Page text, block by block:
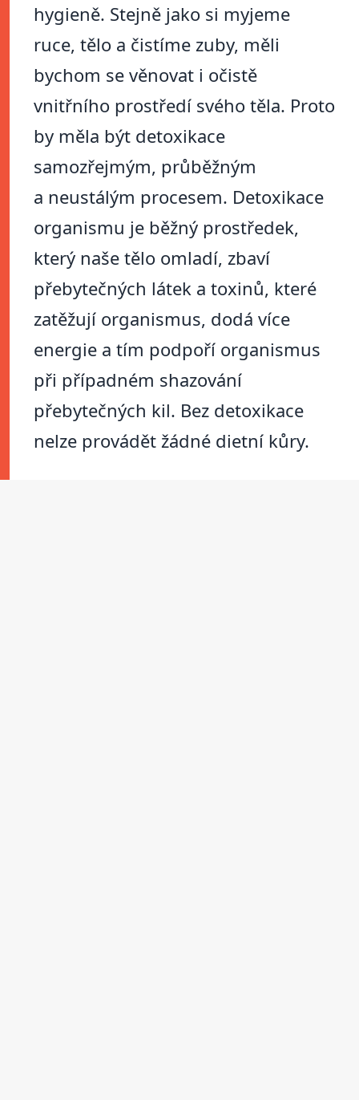
hygieně. Stejně jako si myjeme
ruce, tělo a čistíme zuby, měli
bychom se věnovat i očistě
vnitřního prostředí svého těla. Proto
by měla být detoxikace
samozřejmým, průběžným
a neustálým procesem. Detoxikace
organismu je běžný prostředek,
který naše tělo omladí, zbaví
přebytečných látek a toxinů, které
zatěžují organismus, dodá více
energie a tím podpoří organismus
při případném shazování
přebytečných kil. Bez detoxikace
nelze provádět žádné dietní kůry.